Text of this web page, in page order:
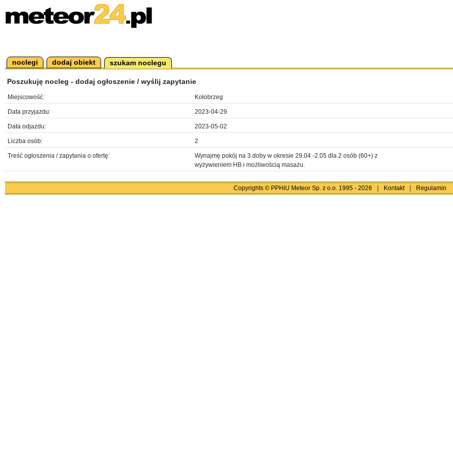
noclegi dodaj obiekt szukam noclegu
Poszukuję nocleg - dodaj ogłoszenie / wyślij zapytanie
Miejscowość: Kołobrzeg
Data przyjazdu: 2023-04-29
Data odjazdu: 2023-05-02
Liczba osób: 2
Treść ogłoszenia / zapytania o ofertę:
Wynajmę pokój na 3 doby w okresie 29.04 -2.05 dla 2 osób (60+) z
wyżywieniem HB i możliwością masażu.
Copyrights © PPHiU Meteor Sp. z o.o. 1995 - 2026 Kontakt Regulamin